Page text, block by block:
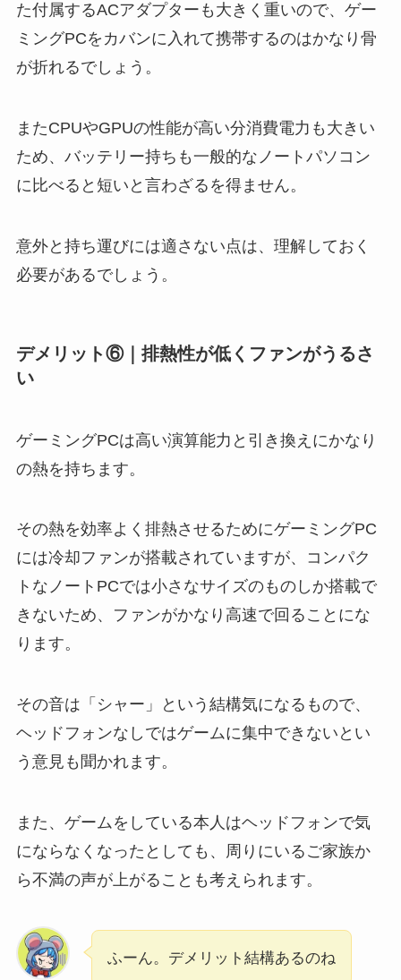
た付属するACアダプターも大きく重いので、ゲー
ミングPCをカバンに入れて携帯するのはかなり骨
が折れるでしょう。
またCPUやGPUの性能が高い分消費電力も大きい
ため、バッテリー持ちも一般的なノートパソコン
に比べると短いと言わざるを得ません。
意外と持ち運びには適さない点は、理解しておく
必要があるでしょう。
デメリット⑥｜排熱性が低くファンがうるさ
い
ゲーミングPCは高い演算能力と引き換えにかなり
の熱を持ちます。
その熱を効率よく排熱させるためにゲーミングPC
には冷却ファンが搭載されていますが、コンパク
トなノートPCでは小さなサイズのものしか搭載で
きないため、ファンがかなり高速で回ることにな
ります。
その音は「シャー」という結構気になるもので、
ヘッドフォンなしではゲームに集中できないとい
う意見も聞かれます。
また、ゲームをしている本人はヘッドフォンで気
にならなくなったとしても、周りにいるご家族か
ら不満の声が上がることも考えられます。
ふーん。デメリット結構あるのね